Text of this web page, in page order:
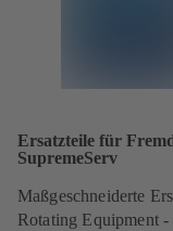
Ersatzteile für
SupremeServ
Maßgeschneiderte
Rotating Equipment